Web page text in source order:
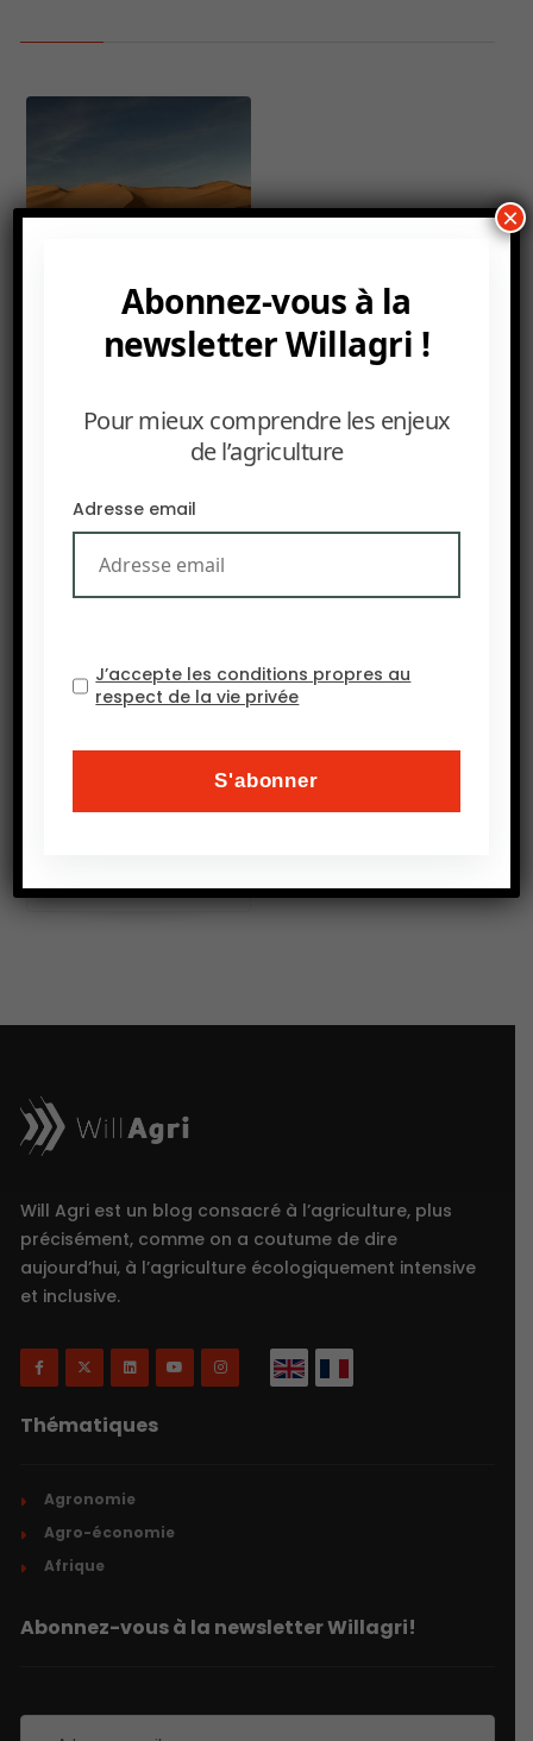
22 JUIN 2026
d’une conférence
du botaniste
australien Mark
Laayoune sur
l’agriculture en
(LAFOBA) organisé
par l’ASARI (African.
Will Agri est un blog consacré à l’agriculture, plus
précisément, comme on a coutume de dire
aujourd’hui, à l’agriculture écologiquement intensive
et inclusive.
Thématiques
Agronomie
Agro-économie
Afrique
Abonnez-vous à la newsletter Willagri!
Abonnez-vous à la
newsletter Willagri !
Pour mieux comprendre les enjeux
de l’agriculture
Adresse email
J’accepte les conditions propres au
respect de la vie privée
×